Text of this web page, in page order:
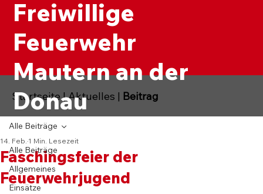
Freiwillige
Feuerwehr
Mautern an der
Donau
Alle Beiträge
Allgemeines
Einsätze
Alle Beiträge
Faschingsfeier der
Feuerwehrjugend
14. Feb. 1 Min. Lesezeit
Startseite|Aktuelles | Beitrag